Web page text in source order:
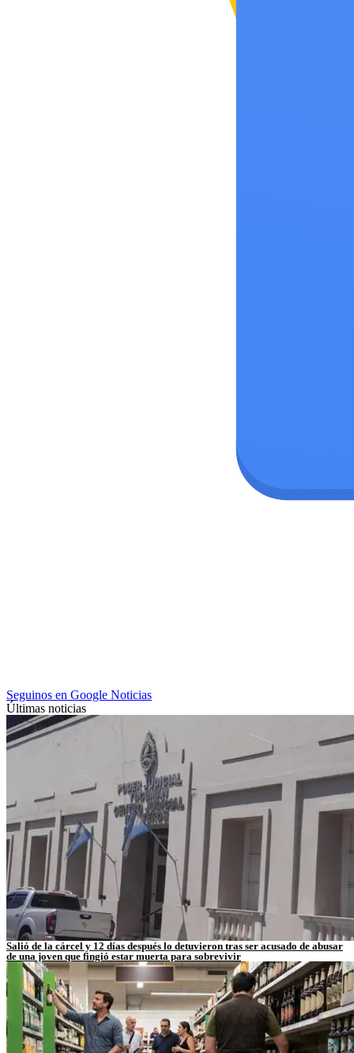
Seguinos en Google Noticias
Últimas noticias
Salió de la cárcel y 12 días después lo detuvieron tras ser acusado de abusar
de una joven que fingió estar muerta para sobrevivir